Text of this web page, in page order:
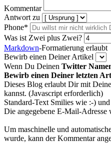
Kommentar
Antwort zu
Phone*
Was ist Zwei plus Zwei?
Markdown-Formatierung erlaubt
Bewirb einen Deiner Artikel
Wenn Du Deinen Twitter
Bewirb einen Deiner letzten
Dieses Blog erlaubt Dir mit
kannst. (Javascript erforderlich)
Standard-Text Smilies wie :-)
Die angegebene E-Mail-
Um maschinelle und
wurde, kann der Kommentar